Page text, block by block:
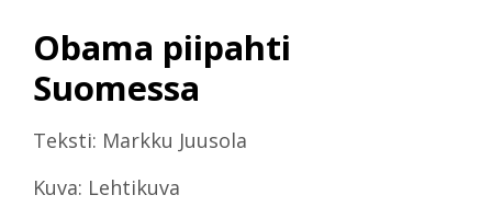
Obama piipahti
Suomessa
Teksti: Markku Juusola
Kuva: Lehtikuva